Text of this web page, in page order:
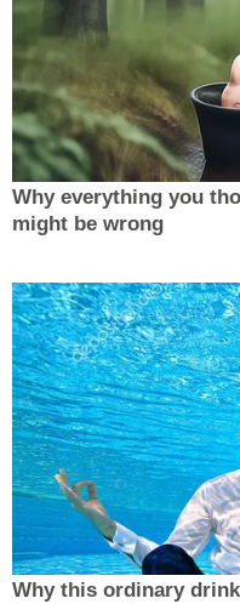
Why everything you
might be wrong
Why this ordinary